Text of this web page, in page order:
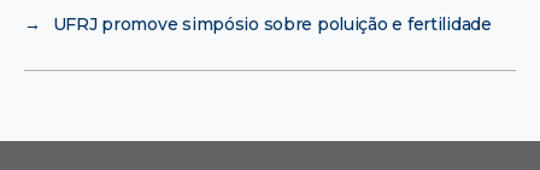
→
UFRJ promove simpósio sobre poluição e fertilidade